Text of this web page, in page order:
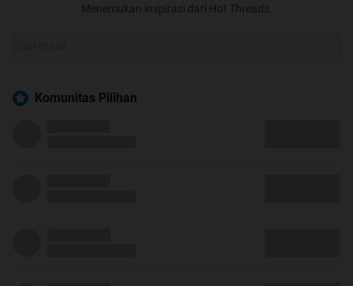
Menemukan inspirasi dari Hot Threads.
Komunitas Pilihan